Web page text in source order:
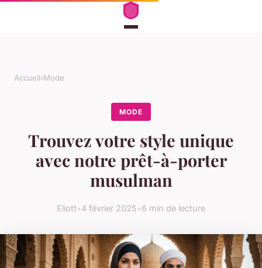
Accueil›Mode
MODE
Trouvez votre style unique
avec notre prêt-à-porter
musulman
Eliott•4 février 2025•6 min de lecture